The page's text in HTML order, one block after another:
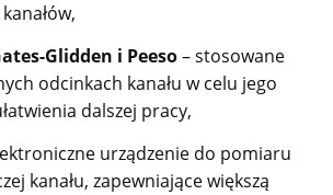
Glidden i Peeso– stosowane
odcinkach kanału w celu jego
dalszej pracy,
urządzenie do pomiaru
kanału, zapewniające większą